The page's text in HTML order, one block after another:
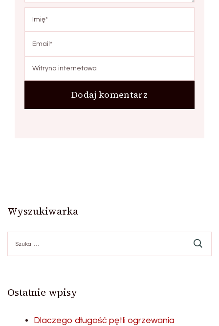
Wyszukiwarka
Ostatnie wpisy
Dlaczego długość pętli ogrzewania